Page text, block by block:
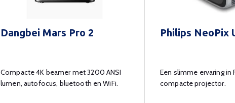
Dangbei Mars Pro 2
Compacte 4K beamer met 3200 ANSI
lumen, autofocus, bluetooth en WiFi.
Philips NeoPix
Een slimme ervaring in
compacte projector.